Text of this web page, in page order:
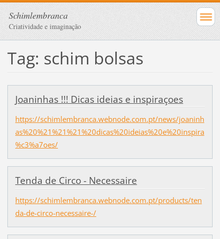
Schimlembranca
Criatividade e imaginação
Tag: schim bolsas
Joaninhas !!! Dicas ideias e inspiraçoes
https://schimlembranca.webnode.com.pt/news/joaninh
as%20%21%21%21%20dicas%20ideias%20e%20inspira
%c3%a7oes/
Tenda de Circo - Necessaire
https://schimlembranca.webnode.com.pt/products/ten
da-de-circo-necessaire-/